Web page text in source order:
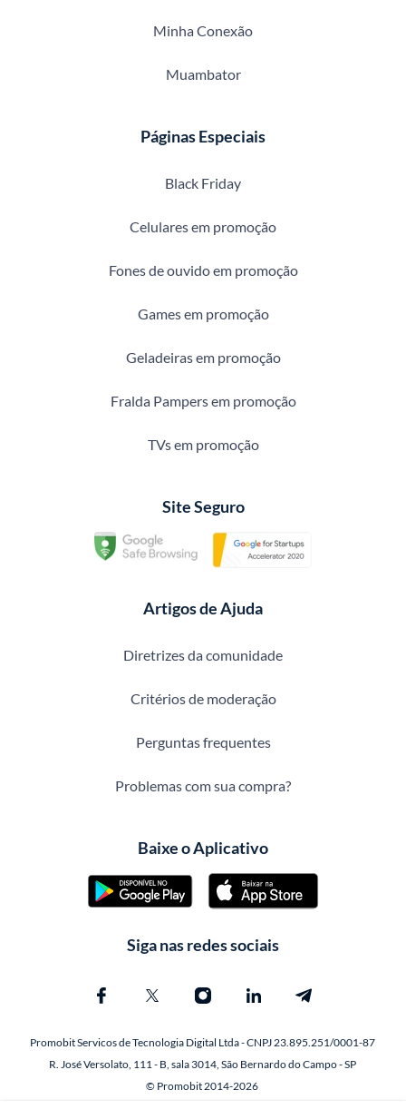
Minha Conexão
Muambator
Páginas Especiais
Black Friday
Celulares em promoção
Fones de ouvido em promoção
Games em promoção
Geladeiras em promoção
Fralda Pampers em promoção
TVs em promoção
Site Seguro
Artigos de Ajuda
Diretrizes da comunidade
Critérios de moderação
Perguntas frequentes
Problemas com sua compra?
Baixe o Aplicativo
Siga nas redes sociais
Promobit Servicos de Tecnologia Digital Ltda - CNPJ 23.895.251/0001-87
R. José Versolato, 111 - B, sala 3014, São Bernardo do Campo - SP
© Promobit 2014-2026